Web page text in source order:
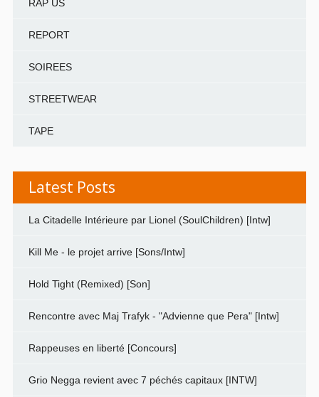
RAP US
REPORT
SOIREES
STREETWEAR
TAPE
Latest Posts
La Citadelle Intérieure par Lionel (SoulChildren) [Intw]
Kill Me - le projet arrive [Sons/Intw]
Hold Tight (Remixed) [Son]
Rencontre avec Maj Trafyk - "Advienne que Pera" [Intw]
Rappeuses en liberté [Concours]
Grio Negga revient avec 7 péchés capitaux [INTW]